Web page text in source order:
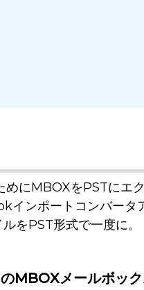
にMBOXをPSTにエ
インポートコンバータ
をPST形式で一度に。
MBOXメールボッ